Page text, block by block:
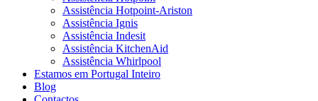
Assistência Hotpoint-Ariston
Assistência Ignis
Assistência Indesit
Assistência KitchenAid
Assistência Whirlpool
Estamos em Portugal Inteiro
Blog